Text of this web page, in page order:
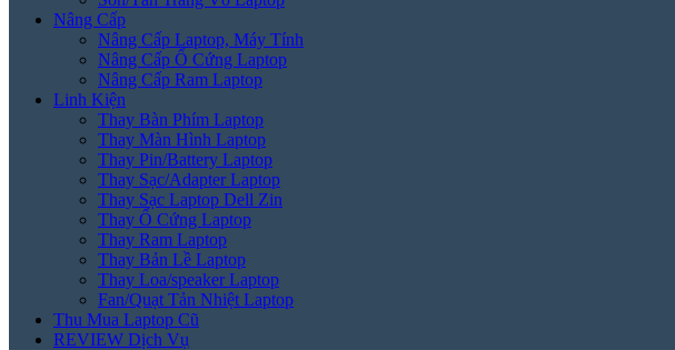
Nâng Cấp
Nâng Cấp Laptop, Máy Tính
Nâng Cấp Ổ Cứng Laptop
Nâng Cấp Ram Laptop
Linh Kiện
Thay Bàn Phím Laptop
Thay Màn Hình Laptop
Thay Pin/Battery Laptop
Thay Sạc/Adapter Laptop
Thay Sạc Laptop Dell Zin
Thay Ổ Cứng Laptop
Thay Ram Laptop
Thay Bản Lề Laptop
Thay Loa/speaker Laptop
Fan/Quạt Tản Nhiệt Laptop
Thu Mua Laptop Cũ
REVIEW Dịch Vụ